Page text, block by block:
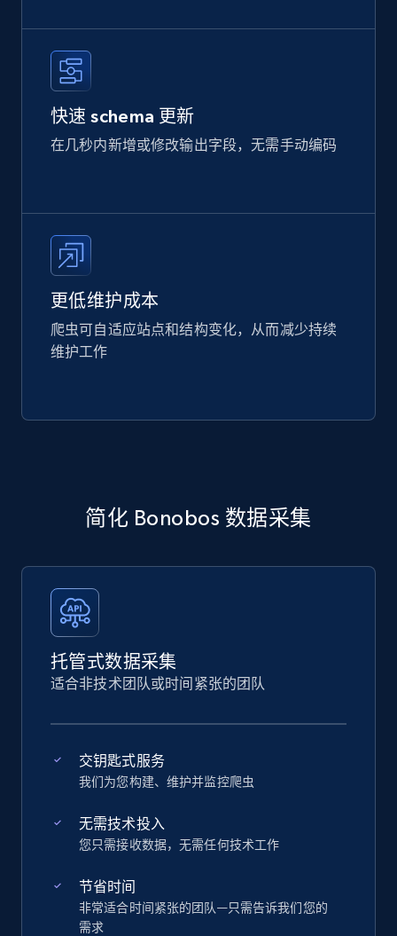
快速 schema 更新
在几秒内新增或修改输出字段，无需手动编码
更低维护成本
爬虫可自适应站点和结构变化，从而减少持续
维护工作
简化 Bonobos 数据采集
托管式数据采集
适合非技术团队或时间紧张的团队
交钥匙式服务
我们为您构建、维护并监控爬虫
无需技术投入
您只需接收数据，无需任何技术工作
节省时间
非常适合时间紧张的团队—只需告诉我们您的
需求